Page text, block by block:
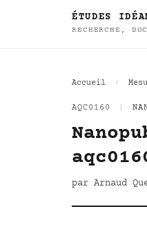
ÉTUDES
RECHERCHE,
Accueil
AQC0160
par Arnaud